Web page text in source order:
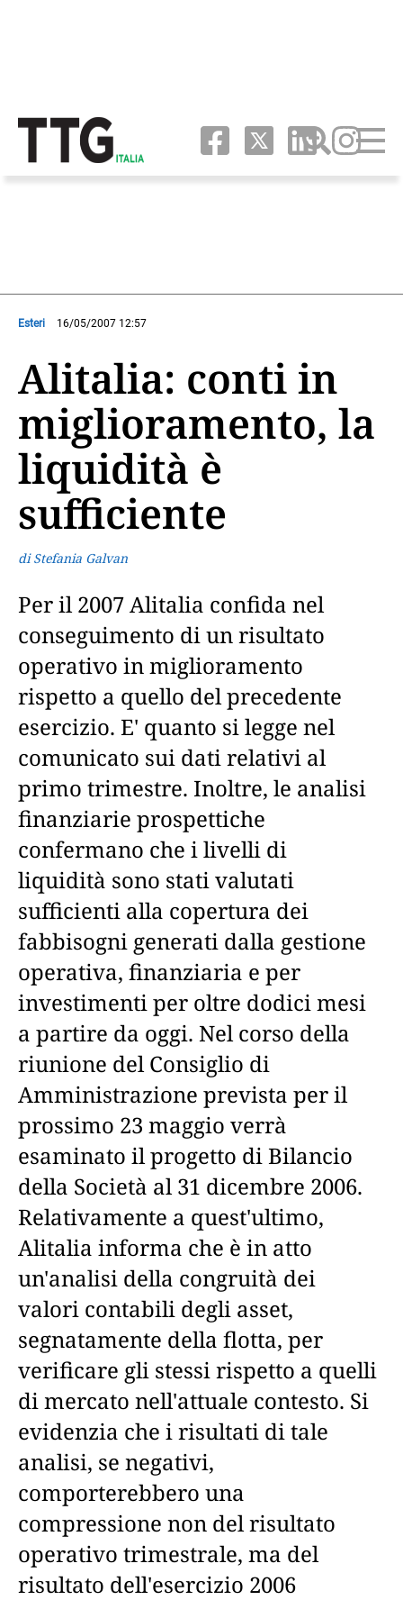
Esteri 16/05/2007 12:57
Alitalia: conti in
miglioramento, la
liquidità è
sufficiente
di Stefania Galvan
Per il 2007 Alitalia confida nel
conseguimento di un risultato
operativo in miglioramento
rispetto a quello del precedente
esercizio. E' quanto si legge nel
comunicato sui dati relativi al
primo trimestre. Inoltre, le analisi
finanziarie prospettiche
confermano che i livelli di
liquidità sono stati valutati
sufficienti alla copertura dei
fabbisogni generati dalla gestione
operativa, finanziaria e per
investimenti per oltre dodici mesi
a partire da oggi. Nel corso della
riunione del Consiglio di
Amministrazione prevista per il
prossimo 23 maggio verrà
esaminato il progetto di Bilancio
della Società al 31 dicembre 2006.
Relativamente a quest'ultimo,
Alitalia informa che è in atto
un'analisi della congruità dei
valori contabili degli asset,
segnatamente della flotta, per
verificare gli stessi rispetto a quelli
di mercato nell'attuale contesto. Si
evidenzia che i risultati di tale
analisi, se negativi,
comporterebbero una
compressione non del risultato
operativo trimestrale, ma del
risultato dell'esercizio 2006